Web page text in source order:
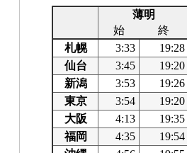
薄明
始
終
札幌
3:33 19:28
仙台
3:45 19:20
新潟
3:53 19:26
東京
3:54 19:20
大阪
4:13 19:35
福岡
4:35 19:54